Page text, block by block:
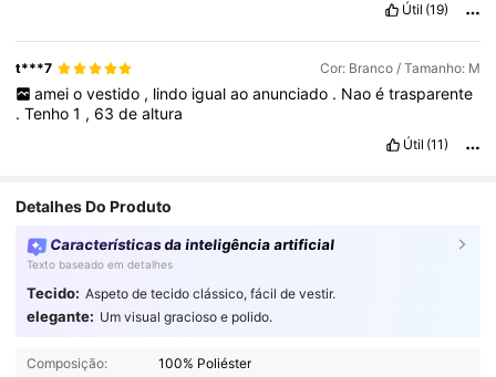
Útil (19)
t***7 Cor: Branco / Tamanho: M
amei o vestido , lindo igual ao anunciado . Nao é trasparente
.Tenho1 , 63dealtura
Útil (11)
Detalhes Do Produto
Características da inteligência artificial
Texto baseado em detalhes
Tecido: Aspeto de tecido clássico, fácil de vestir.
elegante: Um visual gracioso e polido.
Composição: 100% Poliéster